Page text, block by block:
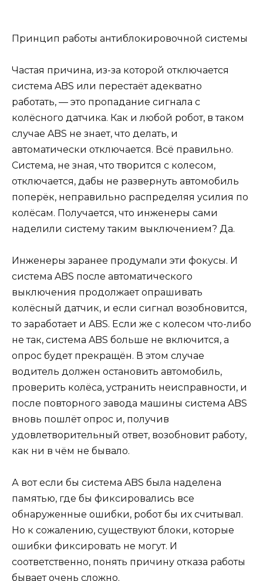
Принцип работы антиблокировочной системы
Частая причина, из-за которой отключается
система ABS или перестаёт адекватно
работать, — это пропадание сигнала с
колёсного датчика. Как и любой робот, в таком
случае ABS не знает, что делать, и
автоматически отключается. Всё правильно.
Система, не зная, что творится с колесом,
отключается, дабы не развернуть автомобиль
поперёк, неправильно распределяя усилия по
колёсам. Получается, что инженеры сами
наделили систему таким выключением? Да.
Инженеры заранее продумали эти фокусы. И
система ABS после автоматического
выключения продолжает опрашивать
колёсный датчик, и если сигнал возобновится,
то заработает и ABS. Если же с колесом что-либо
не так, система ABS больше не включится, а
опрос будет прекращён. В этом случае
водитель должен остановить автомобиль,
проверить колёса, устранить неисправности, и
после повторного завода машины система ABS
вновь пошлёт опрос и, получив
удовлетворительный ответ, возобновит работу,
как ни в чём не бывало.
А вот если бы система ABS была наделена
памятью, где бы фиксировались все
обнаруженные ошибки, робот бы их считывал.
Но к сожалению, существуют блоки, которые
ошибки фиксировать не могут. И
соответственно, понять причину отказа работы
бывает очень сложно.